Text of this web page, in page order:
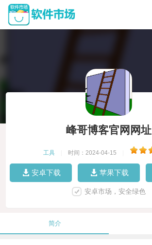
峰哥博客官网网址
工具 时间：2024-04-15
安卓下载 苹果下载
安卓市场，安全绿色
简介